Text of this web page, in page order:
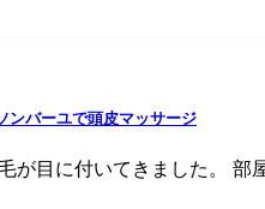
ンバーユで頭皮マッサージ
が目に付いてきました。